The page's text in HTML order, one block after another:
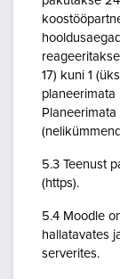
17) kuni 1
planeerimata
5.3 Teenust
(https).
5.4 Moodle
hallatavates
serverites.